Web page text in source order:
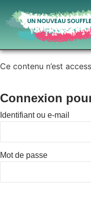
Ce contenu n’est
Connexion
Identifiant ou e-mail
Mot de passe